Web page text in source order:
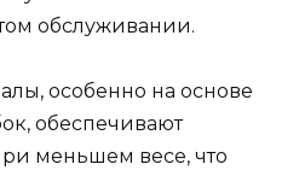
обслуживании.
особенно на основе
обеспечивают
меньшем весе, что